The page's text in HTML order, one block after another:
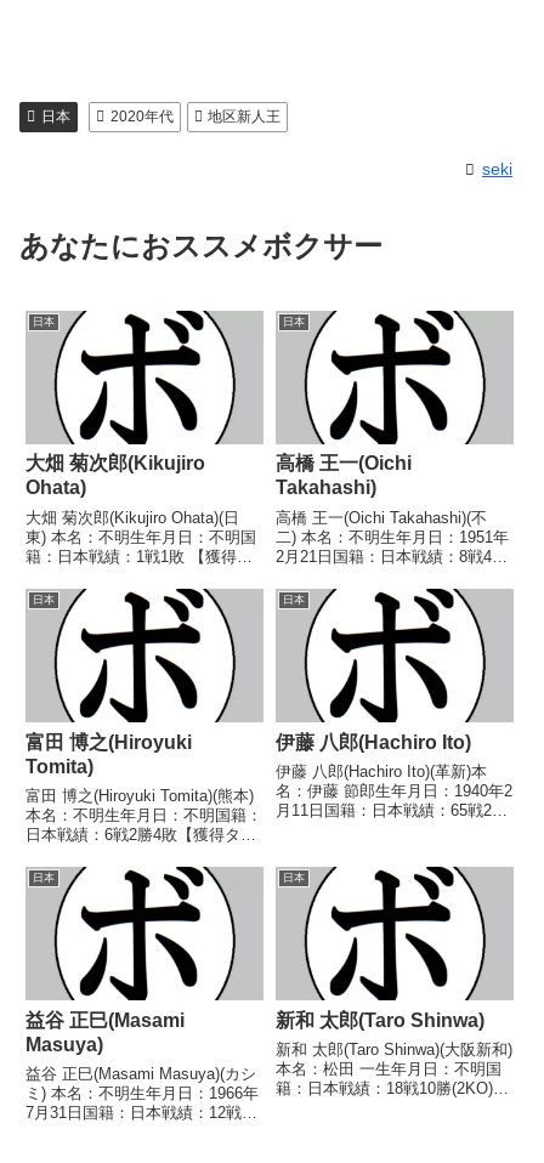
日本 2020年代 地区新人王
seki
あなたにおススメボクサー
日本
大畑 菊次郎(Kikujiro
Ohata)
大畑 菊次郎(Kikujiro Ohata)(日
東) 本名：不明生年月日：不明国
籍：日本戦績：1戦1敗 【獲得タ
1949/08/03 ●6RKO 越川 五郎
(不二) 【補足情報】・戦績/戦歴
は判明済みのもののみ記載。・...
日本
高橋 王一(Oichi
Takahashi)
高橋 王一(Oichi Takahashi)(不
二) 本名：不明生年月日：1951年
2月21日国籍：日本戦績：8戦4勝
し 【戦歴】1969/07/21 ●4R判
定 (採点不明) 恒田 久(協
栄)1969...
日本
富田 博之(Hiroyuki
Tomita)
富田 博之(Hiroyuki Tomita)(熊本)
本名：不明生年月日：不明国籍：
日本戦績：6戦2勝4敗【獲得タイ
○4R判定 (採点不明) 進 武士(大
分)1966/03/24 ○4R判定 (採点不
日本
伊藤 八郎(Hachiro Ito)
伊藤 八郎(Hachiro Ito)(革新)本
名：伊藤 節郎生年月日：1940年2
月11日国籍：日本戦績：65戦28
座【戦歴】1957/03/07 △4R判
定 (採点不明) 高...
日本
益谷 正巳(Masami
Masuya)
益谷 正巳(Masami Masuya)(カシ
ミ) 本名：不明生年月日：1966年
7月31日国籍：日本戦績：12戦6
日本
新和 太郎(Taro Shinwa)
新和 太郎(Taro Shinwa)(大阪新和)
本名：松田 一生年月日：不明国
籍：日本戦績：18戦10勝(2KO)6